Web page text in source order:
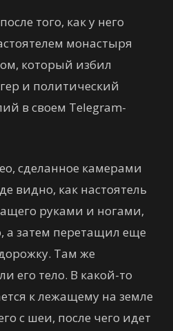
того, как у него
монастыря
который избил
и политический
в своем Telegram-
сделанное камерами
видно, как настоятель
руками и ногами,
а затем перетащил еще
Там же
его тело. В какой-то
к лежащему на земле
с шеи, после чего идет